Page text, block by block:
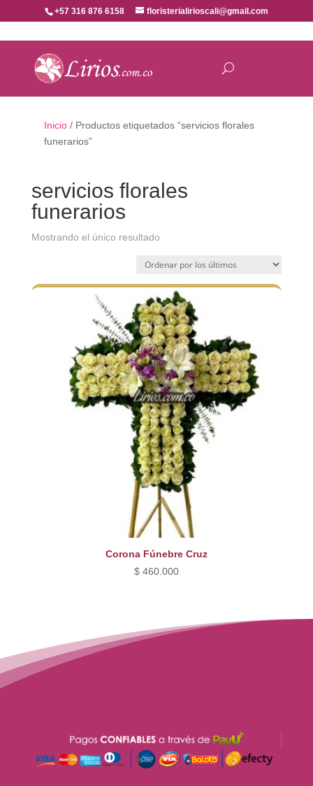
+57 316 876 6158 floristerialirioscali@gmail.com
Inicio/ Productos etiquetados “servicios florales
funerarios”
servicios florales
funerarios
Mostrando el único resultado
Corona Fúnebre Cruz
$460.000